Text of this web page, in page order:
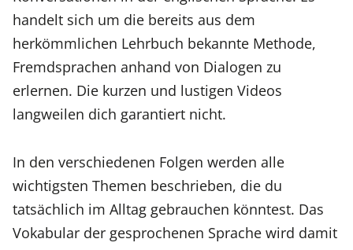
handelt sich um die bereits aus dem
herkömmlichen Lehrbuch bekannte Methode,
Fremdsprachen anhand von Dialogen zu
erlernen. Die kurzen und lustigen Videos
langweilen dich garantiert nicht.
In den verschiedenen Folgen werden alle
wichtigsten Themen beschrieben, die du
tatsächlich im Alltag gebrauchen könntest. Das
Vokabular der gesprochenen Sprache wird damit